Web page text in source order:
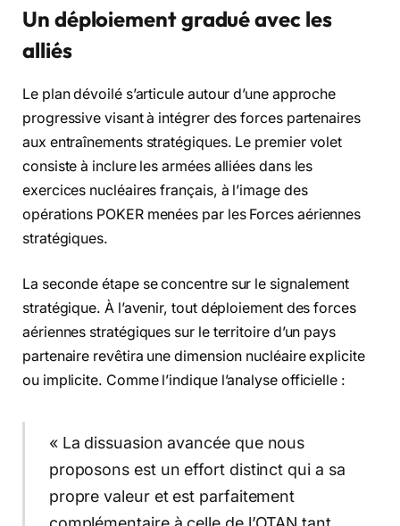
Un déploiement gradué avec les
alliés
Le plan dévoilé s’articule autour d’une approche
progressive visant à intégrer des forces partenaires
aux entraînements stratégiques. Le premier volet
consiste à inclure les armées alliées dans les
exercices nucléaires français, à l’image des
opérations POKER menées par les Forces aériennes
stratégiques.
La seconde étape se concentre sur le signalement
stratégique. À l’avenir, tout déploiement des forces
aériennes stratégiques sur le territoire d’un pays
partenaire revêtira une dimension nucléaire explicite
ou implicite. Comme l’indique l’analyse officielle :
« La dissuasion avancée que nous
proposons est un effort distinct qui a sa
propre valeur et est parfaitement